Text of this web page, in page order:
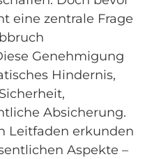
eine zentrale Frage
Genehmigung
Hindernis,
Absicherung.
Leitfaden erkunden
Aspekte –